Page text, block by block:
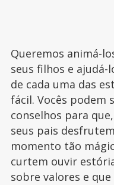
Queremos animá-
seus filhos e
de cada uma das
fácil. Vocês podem
conselhos para
seus pais
momento tão
curtem ouvir
sobre valores e